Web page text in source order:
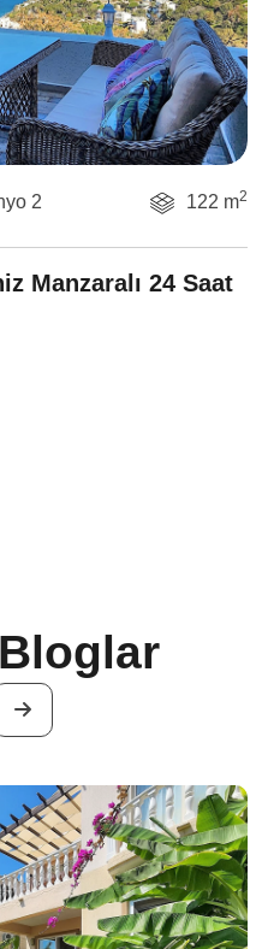
2 122 m2
Manzaralı 24 Saat